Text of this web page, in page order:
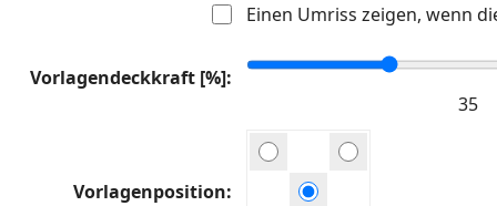
Einen Umriss zeigen, wenn
Vorlagendeckkraft [%]
Vorlagenposition